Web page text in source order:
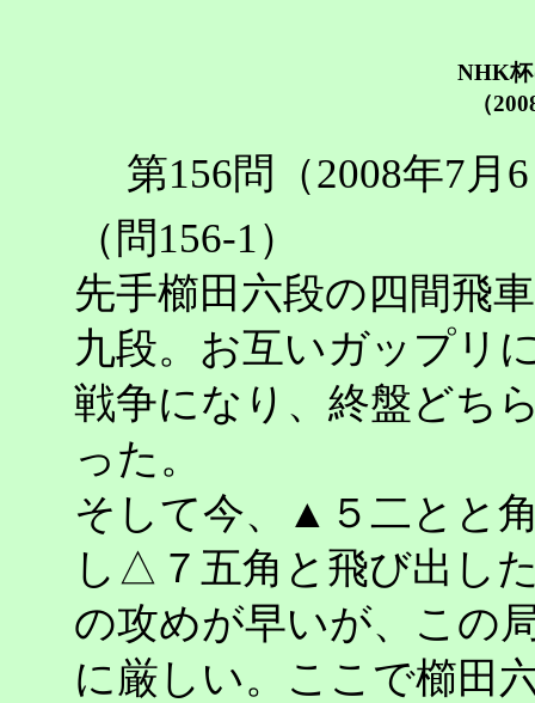
NHK杯
（
第156問（2008年7月
（問156-1）
先手櫛田六段の四間飛
九段。お互いガップリ
戦争になり、終盤どち
った。
そして今、▲５二とと
し△７五角と飛び出し
の攻めが早いが、この
に厳しい。ここで櫛田